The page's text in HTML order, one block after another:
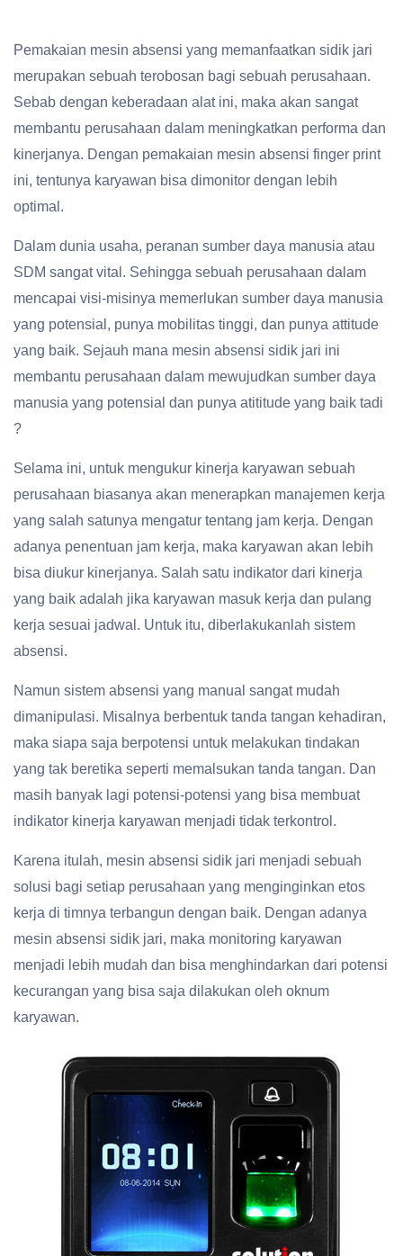
Pemakaian mesin absensi yang memanfaatkan sidik jari
merupakan sebuah terobosan bagi sebuah perusahaan.
Sebab dengan keberadaan alat ini, maka akan sangat
membantu perusahaan dalam meningkatkan performa dan
kinerjanya. Dengan pemakaian mesin absensi finger print
ini, tentunya karyawan bisa dimonitor dengan lebih
optimal.
Dalam dunia usaha, peranan sumber daya manusia atau
SDM sangat vital. Sehingga sebuah perusahaan dalam
mencapai visi-misinya memerlukan sumber daya manusia
yang potensial, punya mobilitas tinggi, dan punya attitude
yang baik. Sejauh mana mesin absensi sidik jari ini
membantu perusahaan dalam mewujudkan sumber daya
manusia yang potensial dan punya atititude yang baik tadi
?
Selama ini, untuk mengukur kinerja karyawan sebuah
perusahaan biasanya akan menerapkan manajemen kerja
yang salah satunya mengatur tentang jam kerja. Dengan
adanya penentuan jam kerja, maka karyawan akan lebih
bisa diukur kinerjanya. Salah satu indikator dari kinerja
yang baik adalah jika karyawan masuk kerja dan pulang
kerja sesuai jadwal. Untuk itu, diberlakukanlah sistem
absensi.
Namun sistem absensi yang manual sangat mudah
dimanipulasi. Misalnya berbentuk tanda tangan kehadiran,
maka siapa saja berpotensi untuk melakukan tindakan
yang tak beretika seperti memalsukan tanda tangan. Dan
masih banyak lagi potensi-potensi yang bisa membuat
indikator kinerja karyawan menjadi tidak terkontrol.
Karena itulah, mesin absensi sidik jari menjadi sebuah
solusi bagi setiap perusahaan yang menginginkan etos
kerja di timnya terbangun dengan baik. Dengan adanya
mesin absensi sidik jari, maka monitoring karyawan
menjadi lebih mudah dan bisa menghindarkan dari potensi
kecurangan yang bisa saja dilakukan oleh oknum
karyawan.